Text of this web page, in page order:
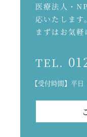
医療法人・
応いたします。
まずはお気軽
TEL.
【受付時間】平